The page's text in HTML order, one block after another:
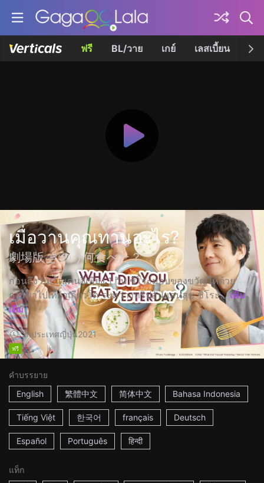
ฟรี BL/วาย เกย์ เลสเบี้ยน เค
เมื่อวานคุณทานอะไร?
劇場版 きのう何食べた？
ก่อนถึงวันเกิดเคนจิเพียง 1 วัน ชิโระมอบของขวัญให้ด้วย
การพาไปเที่ยวเกียวโต ระหว่างทริปอันแสนสุข ชิโระ... เพิ่ม
เติม
2hประเทศญี่ปุ่น2021
ฟรี
คำบรรยาย
English
繁體中文 简体中文 Bahasa Indonesia
Tiếng Việt 한국어 français Deutsch
Español Português हिन्दी
แท็ก